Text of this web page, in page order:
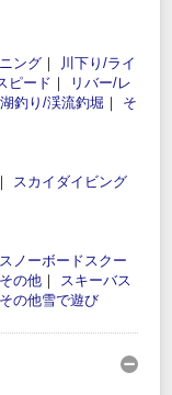
ング ｜
川下り/ライ
ピード ｜
リバー/レ
釣り/渓流釣堀 ｜ そ
｜ スカイダイビング
ノーボードスクー
の他 ｜ スキーバス
その他雪で遊び